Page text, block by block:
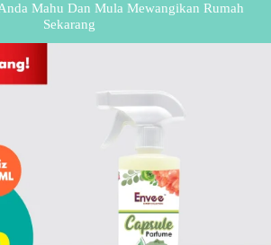
Mahu Dan Mula Mewangikan Rumah
Sekarang